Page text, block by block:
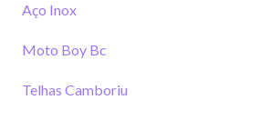
Aço Inox
Moto Boy Bc
Telhas Camboriu